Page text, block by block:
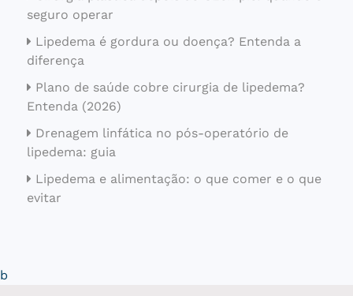
seguro operar
Lipedema é gordura ou doença? Entenda a
diferença
Plano de saúde cobre cirurgia de lipedema?
Entenda (2026)
Drenagem linfática no pós-operatório de
lipedema: guia
Lipedema e alimentação: o que comer e o que
evitar
b